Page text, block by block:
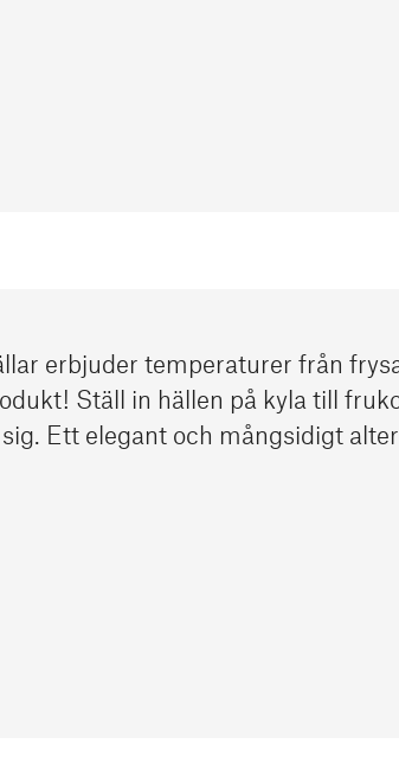
erbjuder temperaturer från
Ställ in hällen på kyla till
Ett elegant och mångsidigt